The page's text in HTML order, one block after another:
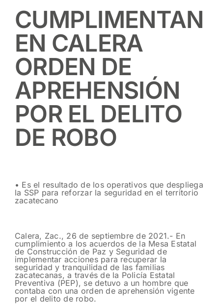
CUMPLIMENTAN
EN CALERA
ORDEN DE
APREHENSIÓN
POR EL DELITO
DE ROBO
• Es el resultado de los operativos que despliega
la SSP para reforzar la seguridad en el territorio
zacatecano
Calera, Zac., 26 de septiembre de 2021.- En
cumplimiento a los acuerdos de la Mesa Estatal
de Construcción de Paz y Seguridad de
implementar acciones para recuperar la
seguridad y tranquilidad de las familias
zacatecanas, a través de la Policía Estatal
Preventiva (PEP), se detuvo a un hombre que
contaba con una orden de aprehensión vigente
por el delito de robo.